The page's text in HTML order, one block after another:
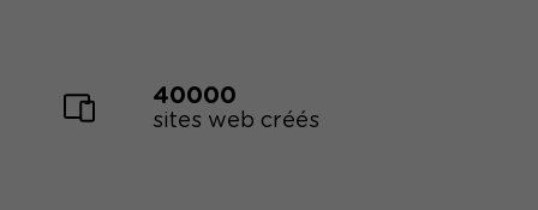
40000
sites web créés